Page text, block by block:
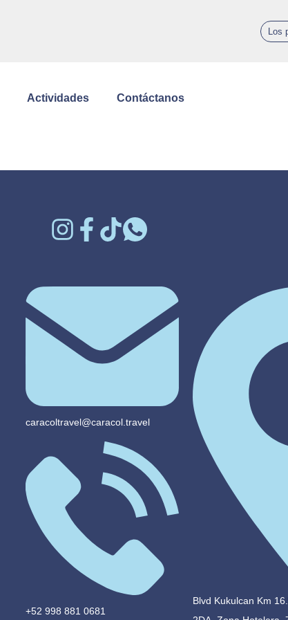
Los
Actividades Contáctanos
caracoltravel@caracol.travel
+52 998 881 0681
Blvd Kukulcan Km